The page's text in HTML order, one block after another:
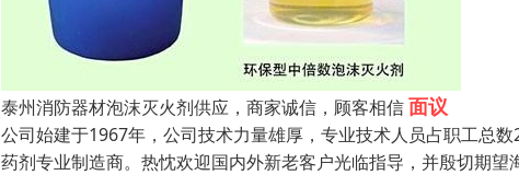
泰州消防器材泡沫灭火剂供应，商家诚信，顾客相信面议
公司始建于1967年，公司技术力量雄厚，专业技术人员占职工总
药剂专业制造商。热忱欢迎国内外新老客户光临指导，并殷切期